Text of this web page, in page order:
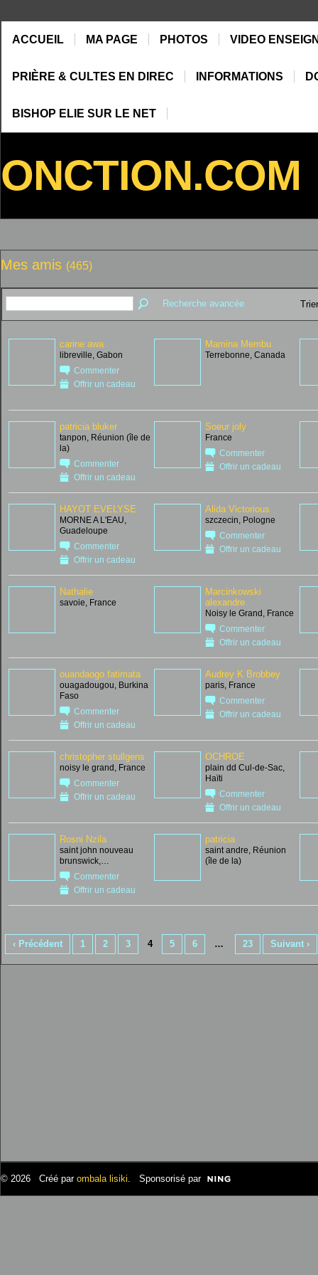
ACCUEIL MA PAGE PHOTOS VIDEO
PRIÈRE & CULTES EN DIREC INFORMATIONS
BISHOP ELIE SUR LE NET
ONCTION.COM
Mes amis (465)
Recherche avancée
carine awa
libreville, Gabon
Commenter
Offrir un cadeau
Mamina Membu
Terrebonne, Canada
patricia bluker
tanpon, Réunion (île de
la)
Commenter
Offrir un cadeau
Soeur joly
France
Commenter
Offrir un cadeau
HAYOT EVELYSE
MORNE A L'EAU,
Guadeloupe
Commenter
Offrir un cadeau
Alida Victorious
szczecin, Pologne
Commenter
Offrir un cadeau
Nathalie
savoie, France
Marcinkowski
alexandre
Noisy le Grand, France
Commenter
Offrir un cadeau
ouandaogo fatimata
ouagadougou, Burkina
Faso
Commenter
Offrir un cadeau
Audrey K Brobbey
paris, France
Commenter
Offrir un cadeau
christopher stullgens
noisy le grand, France
Commenter
Offrir un cadeau
OCHROE
plain dd Cul-de-Sac,
Haïti
Commenter
Offrir un cadeau
Rosni Nzila
saint john nouveau
brunswick,…
Commenter
Offrir un cadeau
patricia
saint andre, Réunion
(île de la)
‹ Précédent 1 2 3 4 5 6 … 23 Suivant ›
© 2026 Créé par ombala lisiki. Sponsorisé par